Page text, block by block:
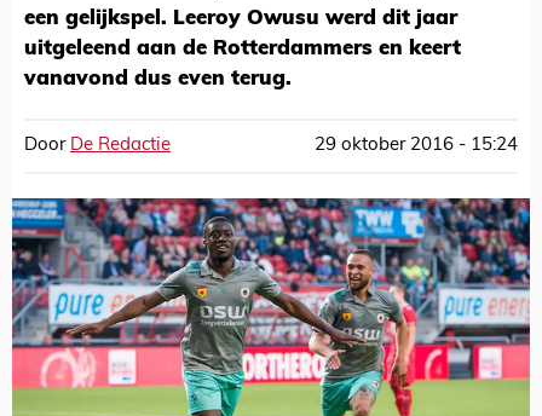
een gelijkspel. Leeroy Owusu werd dit jaar
uitgeleend aan de Rotterdammers en keert
vanavond dus even terug.
Door De Redactie 29 oktober 2016 - 15:24